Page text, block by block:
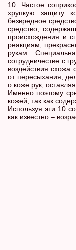
10. Частое
хрупкую защиту
безвредное
средство,
происхождения и
реакциям,
рукам.
сотрудничестве с
воздействия
от пересыхания,
о коже рук,
Именно поэтому
кожей, так как
Используя эти 10
как известно –